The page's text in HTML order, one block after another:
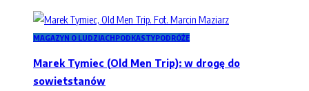
MAGAZYN O LUDZIACHPODKASTYPODRÓŻE
Marek Tymiec (Old Men Trip): w drogę do
sowietstanów